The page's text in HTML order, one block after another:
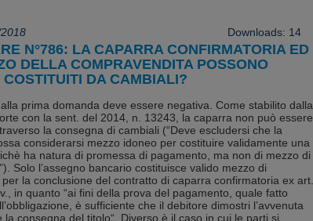
Downloads: 14
N°786: LA CAPARRA CONFIRMATORIA ED
DELLA COMPRAVENDITA POSSONO
COSTITUITI DA CAMBIALI?
prima domanda deve essere negativa. Come stabilito dalla
con la sent. del 2014, n. 13243, la caparra non può essere
la consegna di cambiali (“Deve escludersi che la
considerarsi mezzo idoneo per costituire validamente una
ha natura di promessa di pagamento, ma non di mezzo di
Solo l’assegno bancario costituisce valido mezzo di
la conclusione del contratto di caparra confirmatoria ex art.
in quanto “ai fini della prova del pagamento, quale fatto
è sufficiente che il debitore dimostri l’avvenuta
la consegna del titolo“. Diverso è il caso in cui le parti si